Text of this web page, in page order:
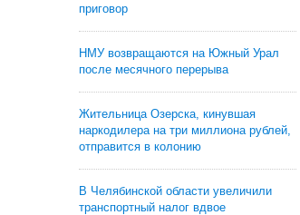
приговор
НМУ возвращаются на Южный Урал
после месячного перерыва
Жительница Озерска, кинувшая
наркодилера на три миллиона рублей,
отправится в колонию
В Челябинской области увеличили
транспортный налог вдвое